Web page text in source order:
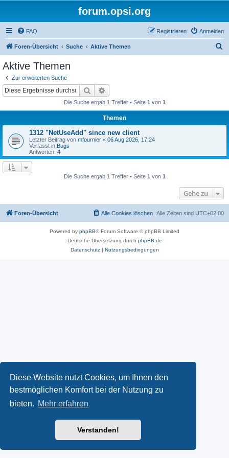
Diese Website nutzt Cookies, um Ihnen den
bestmöglichen Komfort bei der Nutzung zu
bieten. Mehr erfahren
Verstanden!
forum.opsi.org
FAQ Anmelden
Registrieren
Foren-Übersicht Suche Aktive Themen
Aktive Themen
Zur erweiterten Suche
Suche
Die Suche ergab 1 Treffer • Seite 1 von 1
Themen
1312 "NetUseAdd" since new client
Letzter Beitrag von mfournier « 06 Aug 2026, 17:24
Verfasst in Bugs
Antworten: 4
Die Suche ergab 1 Treffer • Seite 1 von 1
Gehe zu
Foren-Übersicht Alle Zeiten sind UTC+02:00
Alle Cookies löschen
Powered by phpBB® Forum Software © phpBB Limited
Deutsche Übersetzung durch phpBB.de
Datenschutz| Nutzungsbedingungen